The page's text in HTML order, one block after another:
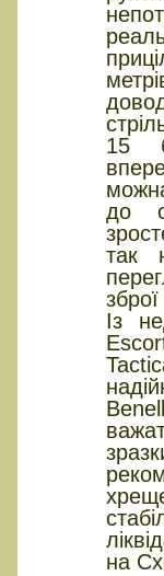
15
до
так
Із
на